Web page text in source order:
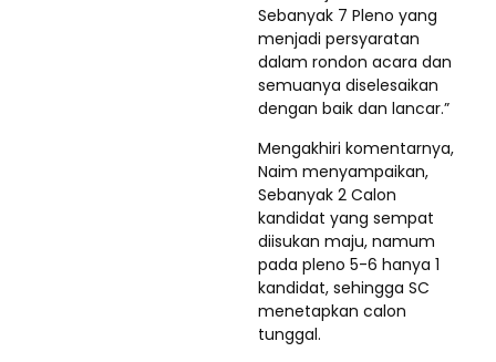
Sebanyak 7 Pleno yang
menjadi persyaratan
dalam rondon acara dan
semuanya diselesaikan
dengan baik dan lancar.”
Mengakhiri komentarnya,
Naim menyampaikan,
Sebanyak 2 Calon
kandidat yang sempat
diisukan maju, namum
pada pleno 5-6 hanya 1
kandidat, sehingga SC
menetapkan calon
tunggal.